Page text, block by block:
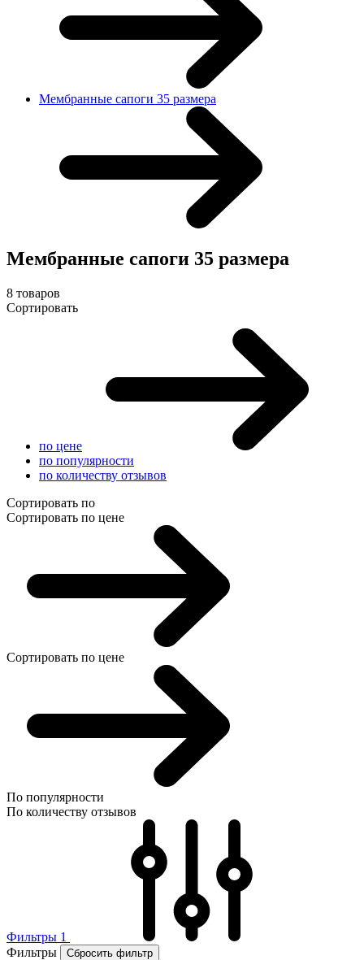
Мембранные сапоги 35 размера
Мембранные сапоги 35 размера
8 товаров
Сортировать
по цене
по популярности
по количеству отзывов
Сортировать по
Сортировать по цене
Сортировать по цене
По популярности
По количеству отзывов
Фильтры 1
Фильтры
Сбросить фильтр